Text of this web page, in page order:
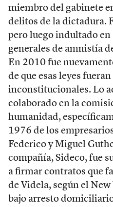
miembro del gabinete
delitos de la dictadura.
pero luego indultado en
generales de amnistía
En 2010 fue
de que esas leyes
inconstitucionales. Lo
colaborado en la
humanidad,
1976 de los
Federico y Miguel
compañía, Sideco, fue
a firmar contratos que
de Videla, según el
bajo arresto